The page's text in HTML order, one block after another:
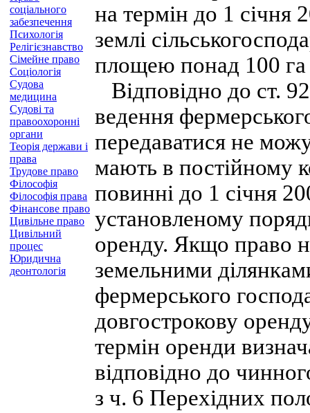
соціального
забезпечення
Психологія
Релігієзнавство
Сімейне право
Соціологія
Судова
медицина
Судові та
правоохоронні
органи
Теорія держави і
права
Трудове право
Філософія
Філософія права
Фінансове право
Цивільне право
Цивільний
процес
Юридична
деонтологія
на термін до 1 січня
землі
площею понад 100
Відповідно до ст.
ведення
передаватися не
мають в постійному
повинні до 1 січня
установленому
оренду. Якщо право
земельними
фермерського
довгострокову
термін оренди
відповідно до
з ч. 6 Перехідних